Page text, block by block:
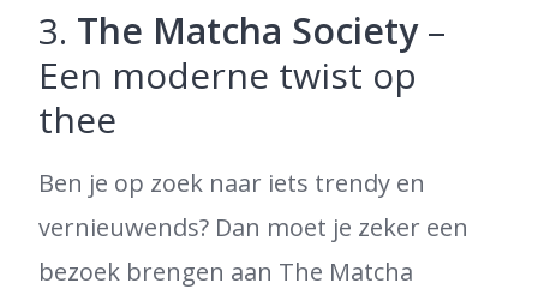
3. The Matcha Society–
Een moderne twist op
thee
Ben je op zoek naar iets trendy en
vernieuwends? Dan moet je zeker een
bezoek brengen aan The Matcha